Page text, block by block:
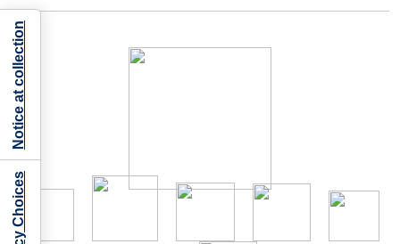
Notice at collection